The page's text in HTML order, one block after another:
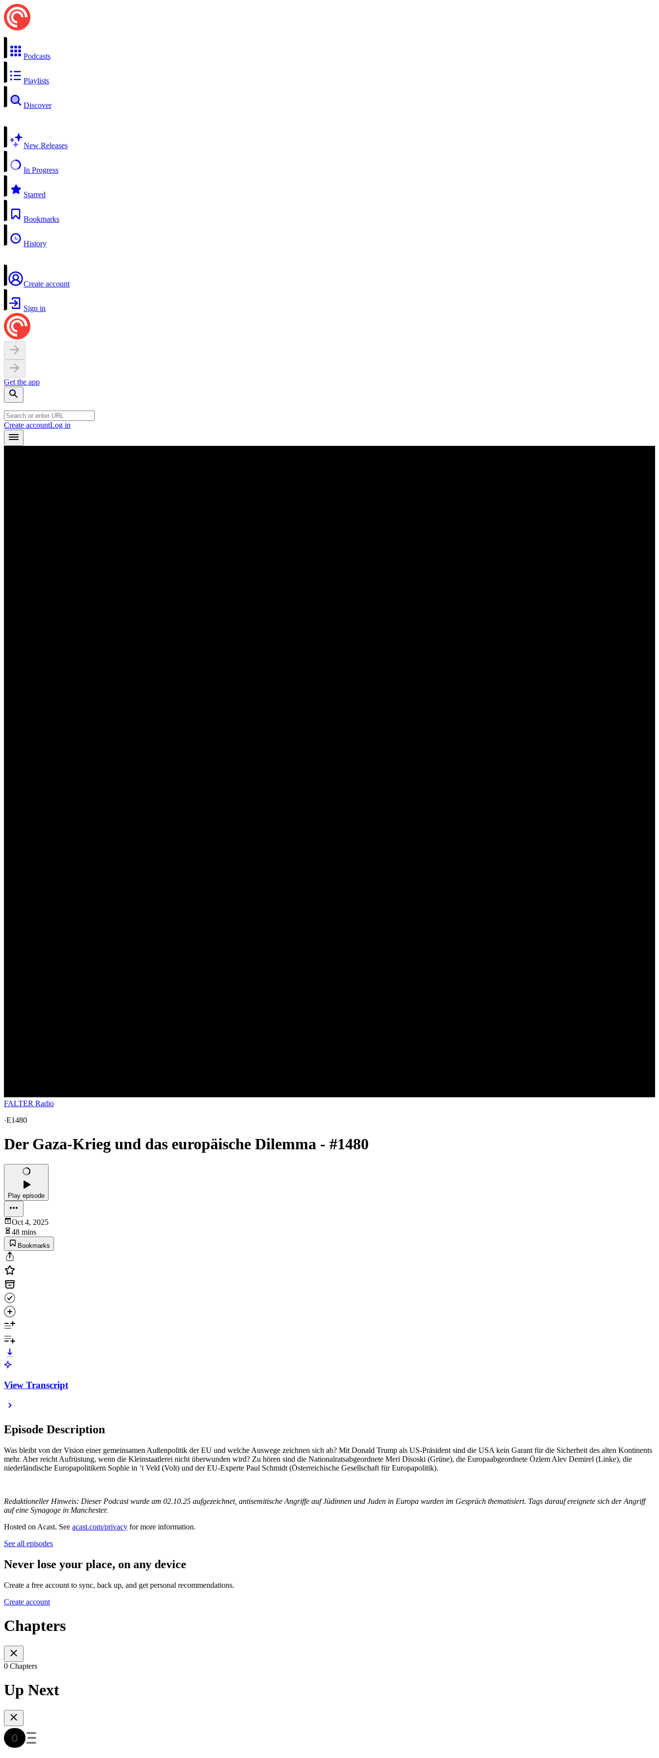
Podcasts
Playlists
Discover
New Releases
In Progress
Starred
Bookmarks
History
Create account
Sign in
Get the app
Create accountLog in
FALTER Radio
·E1480
Der Gaza-Krieg und das europäische Dilemma - #1480
Play episode
Oct 4, 2025
48 mins
Bookmarks
View Transcript
Episode Description
Was bleibt von der Vision einer gemeinsamen Außenpolitik der EU und welche Auswege zeichnen sich ab? Mit Donald Trump als US-Präsident sind die USA kein Garant für die Sicherheit des alten Kontinents
mehr. Aber reicht Aufrüstung, wenn die Kleinstaatlerei nicht überwunden wird? Zu hören sind die Nationalratsabgeordnete Meri Disoski (Grüne), die Europaabgeordnete Özlem Alev Demirel (Linke), die
niederländische Europapolitikern Sophie in ’t Veld (Volt) und der EU-Experte Paul Schmidt (Österreichische Gesellschaft für Europapolitik).
Redaktioneller Hinweis: Dieser Podcast wurde am 02.10.25 aufgezeichnet, antisemitische Angriffe auf Jüdinnen und Juden in Europa wurden im Gespräch thematisiert. Tags darauf ereignete sich der Angriff
auf eine Synagoge in Manchester.
Hosted on Acast. See acast.com/privacy for more information.
See all episodes
Never lose your place, on any device
Create a free account to sync, back up, and get personal recommendations.
Create account
Chapters
0 Chapters
Up Next